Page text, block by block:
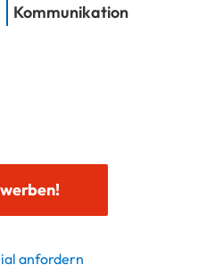
Kommunikation
anfordern